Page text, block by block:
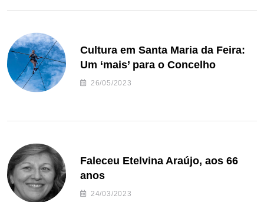
Cultura em Santa Maria da Feira:
Um ‘mais’ para o Concelho
26/05/2023
Faleceu Etelvina Araújo, aos 66
anos
24/03/2023